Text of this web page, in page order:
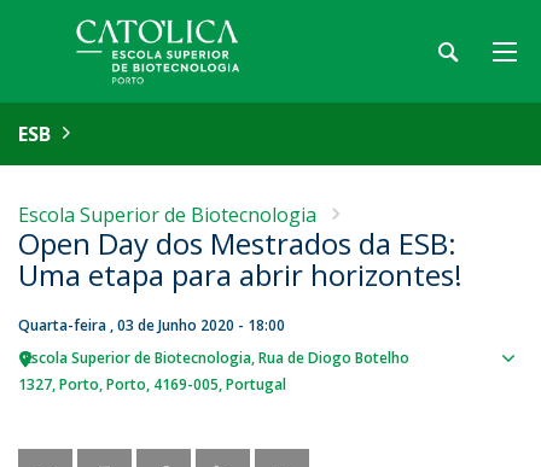
ESB
Escola Superior de Biotecnologia
Open Day dos Mestrados da ESB:
Uma etapa para abrir horizontes!
Quarta-feira , 03 de Junho 2020 - 18:00
Escola Superior de Biotecnologia Rua de Diogo Botelho
1327 Porto Porto 4169-005 Portugal